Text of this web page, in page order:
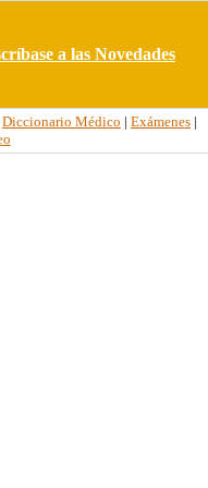
a las Novedades
Diccionario Médico | Exámenes |